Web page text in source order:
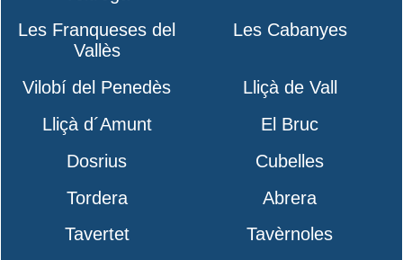
Les Franqueses del
Vallès
Les Cabanyes
Vilobí del Penedès
Lliçà de Vall
Lliçà d´Amunt
El Bruc
Dosrius
Cubelles
Tordera
Abrera
Tavertet
Tavèrnoles